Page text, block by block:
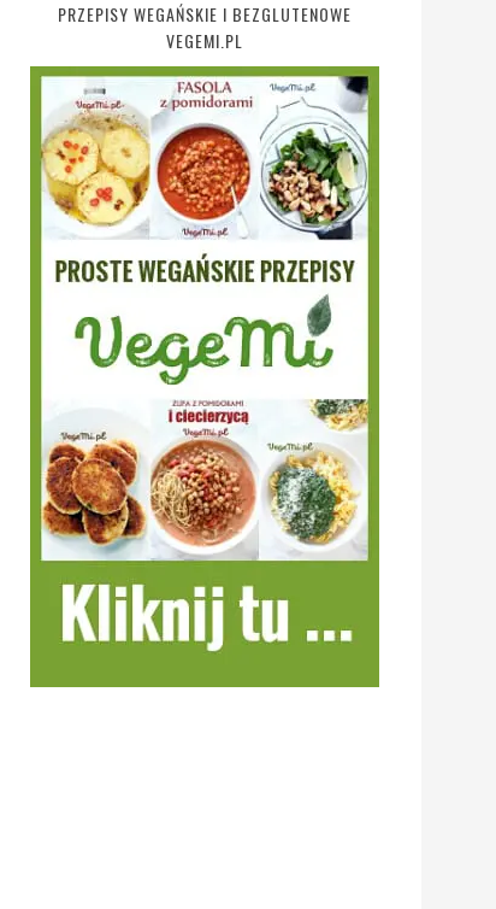
PRZEPISY WEGAŃSKIE I BEZGLUTENOWE
VEGEMI.PL